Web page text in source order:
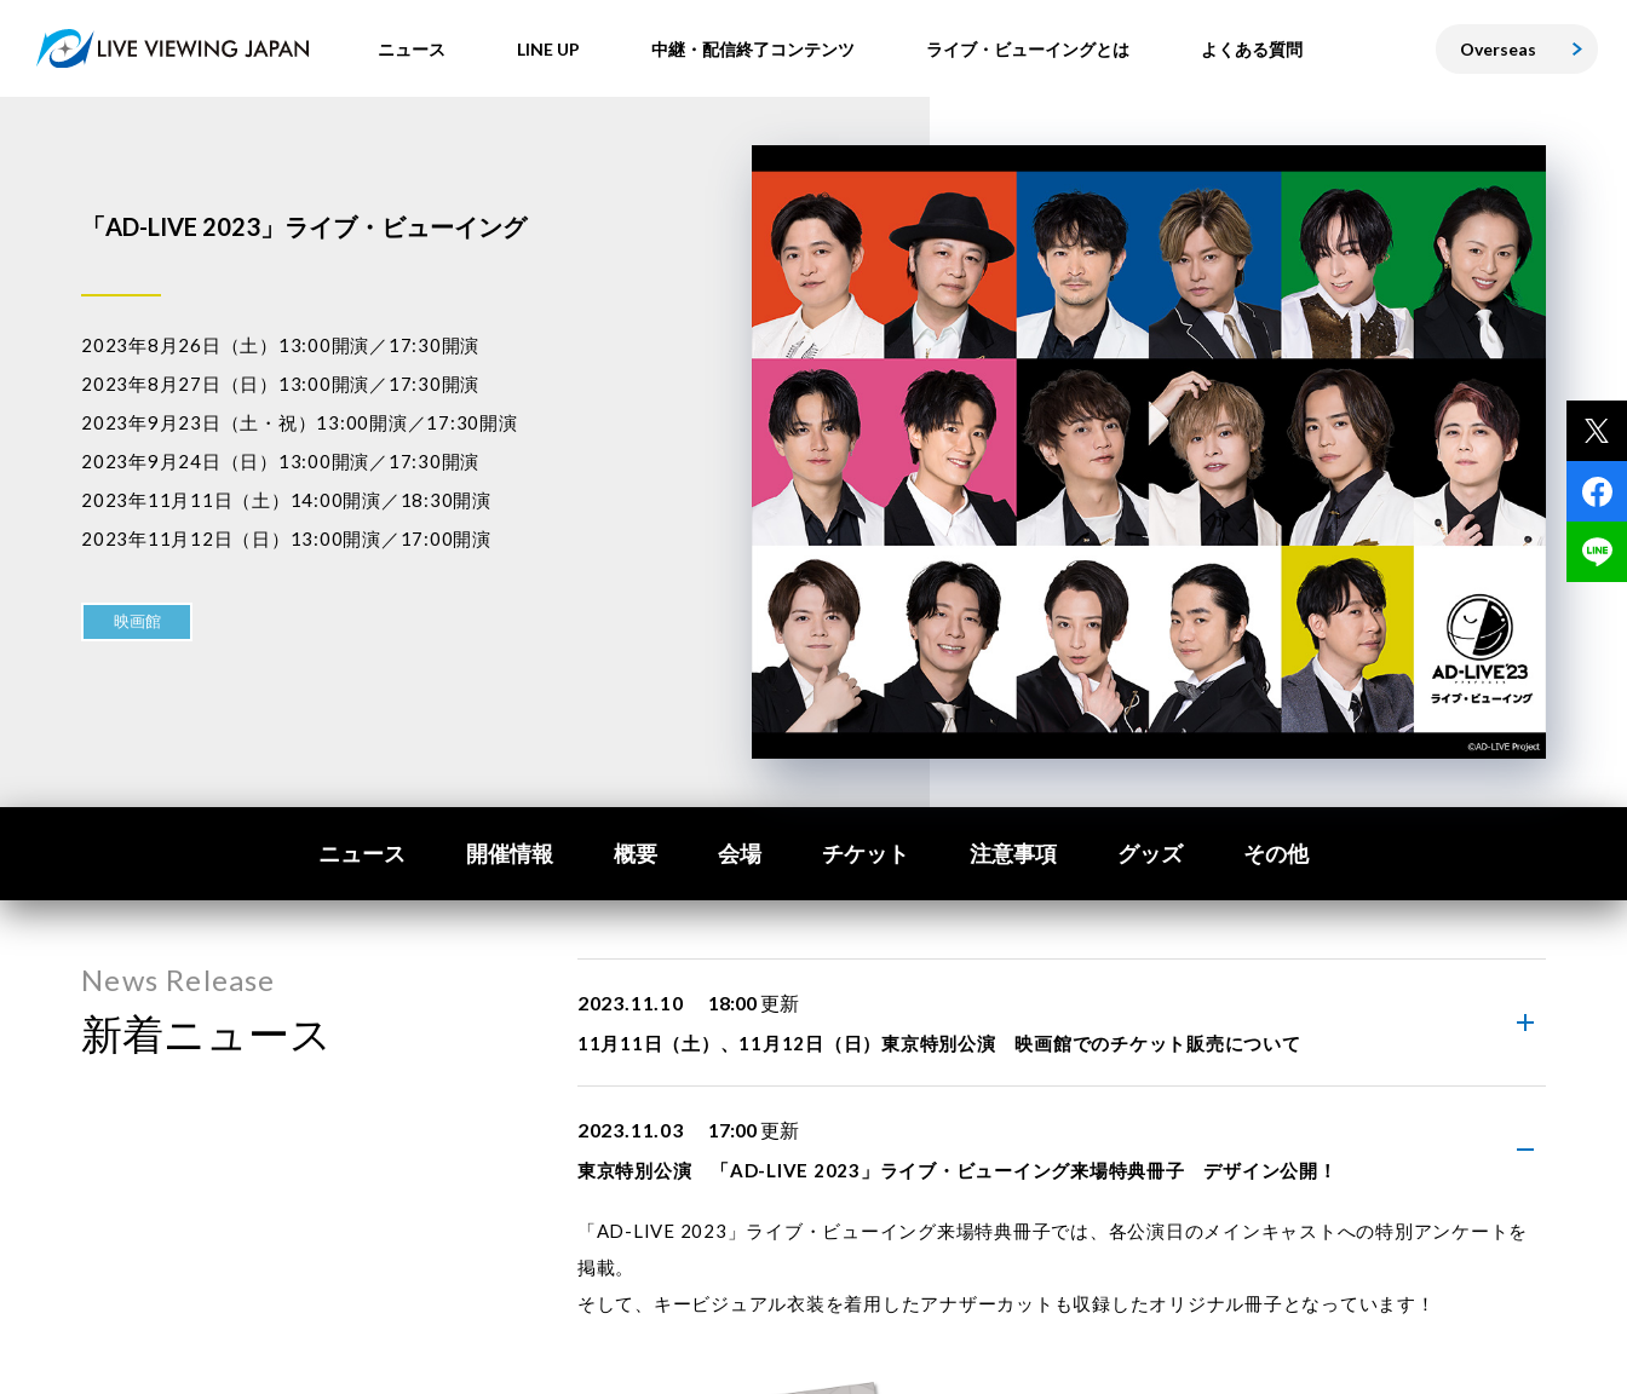
ニュース LINE UP 中継・配信終了コンテンツ ライブ・ビューイングとは よくある質問 Overseas
「AD-LIVE 2023」ライブ・ビューイング
2023年8月26日（土）13:00開演／17:30開演
2023年8月27日（日）13:00開演／17:30開演
2023年9月23日（土・祝）13:00開演／17:30開演
2023年9月24日（日）13:00開演／17:30開演
2023年11月11日（土）14:00開演／18:30開演
2023年11月12日（日）13:00開演／17:00開演
映画館
ニュース 開催情報 概要 会場 チケット 注意事項 グッズ その他
News Release
新着ニュース
2023.11.10 18:00更新
11月11日（土）、11月12日（日）東京特別公演 映画館でのチケット販売について
2023.11.03 17:00更新
東京特別公演 「AD-LIVE 2023」ライブ・ビューイング来場特典冊子 デザイン公開！
「AD-LIVE 2023」ライブ・ビューイング来場特典冊子では、各公演日のメインキャストへの特別アンケートを
掲載。
そして、キービジュアル衣装を着用したアナザーカットも収録したオリジナル冊子となっています！